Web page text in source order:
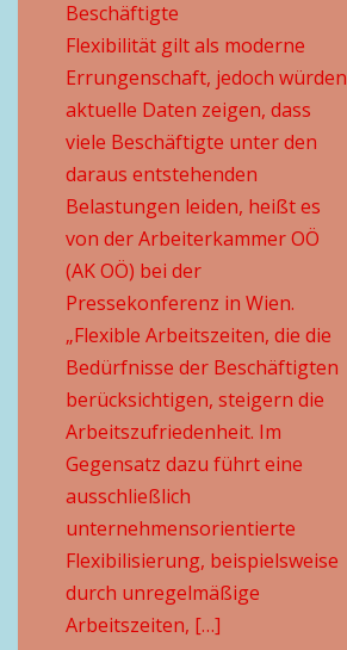
Beschäftigte
Flexibilität gilt als moderne
Errungenschaft, jedoch würden
aktuelle Daten zeigen, dass
viele Beschäftigte unter den
daraus entstehenden
Belastungen leiden, heißt es
von der Arbeiterkammer OÖ
(AK OÖ) bei der
Pressekonferenz in Wien.
„Flexible Arbeitszeiten, die die
Bedürfnisse der Beschäftigten
berücksichtigen, steigern die
Arbeitszufriedenheit. Im
Gegensatz dazu führt eine
ausschließlich
unternehmensorientierte
Flexibilisierung, beispielsweise
durch unregelmäßige
Arbeitszeiten, […]